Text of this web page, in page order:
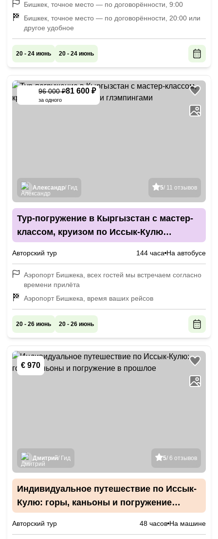
Бишкек, точное место — по договорённости, 9:00
Бишкек, точное место — по договорённости, 20:00 или
другое удобное
20 - 24 июнь 20 - 24 июнь
96 000 ₽81 600 ₽
за одного
5/ 11 отзывов
Александр/ Гид
Тур-погружение в Кыргызстан с мастер-
классом, круизом по Иссык-Кулю
Авторский тур 144 часа На автобусе
Аэропорт Бишкека, всех гостей мы встречаем согласно
времени прилёта
Аэропорт Бишкека, время ваших рейсов
20 - 26 июнь 20 - 26 июнь
€ 970
5/ 6 отзывов
Дмитрий/ Гид
Индивидуальное путешествие по Иссык-
Кулю: горы, каньоны и погружение
Авторский тур 48 часов На машине